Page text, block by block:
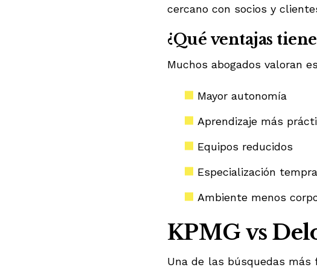
cercano con socios y
¿Qué ventajas
Muchos abogados valoran
Mayor autonomía
Aprendizaje más
Equipos reducidos
Especialización
Ambiente menos
KPMG vs
Una de las búsquedas